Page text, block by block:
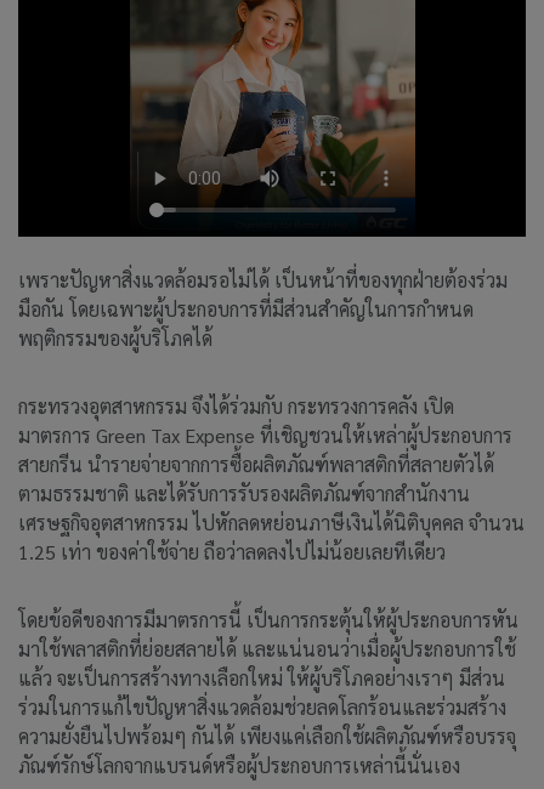
เพราะปัญหาสิ่งแวดล้อมรอไม่ได้ เป็นหน้าที่ของทุกฝ่ายต้องร่วม
มือกัน โดยเฉพาะผู้ประกอบการที่มีส่วนสำคัญในการกำหนด
พฤติกรรมของผู้บริโภคได้
กระทรวงอุตสาหกรรม จึงได้ร่วมกับ กระทรวงการคลัง เปิด
มาตรการ Green Tax Expense ที่เชิญชวนให้เหล่าผู้ประกอบการ
สายกรีน นำรายจ่ายจากการซื้อผลิตภัณฑ์พลาสติกที่สลายตัวได้
ตามธรรมชาติ และได้รับการรับรองผลิตภัณฑ์จากสำนักงาน
เศรษฐกิจอุตสาหกรรม ไปหักลดหย่อนภาษีเงินได้นิติบุคคล จำนวน
1.25 เท่า ของค่าใช้จ่าย ถือว่าลดลงไปไม่น้อยเลยทีเดียว
โดยข้อดีของการมีมาตรการนี้ เป็นการกระตุ้นให้ผู้ประกอบการหัน
มาใช้พลาสติกที่ย่อยสลายได้ และแน่นอนว่าเมื่อผู้ประกอบการใช้
แล้ว จะเป็นการสร้างทางเลือกใหม่ ให้ผู้บริโภคอย่างเราๆ มีส่วน
ร่วมในการแก้ไขปัญหาสิ่งแวดล้อมช่วยลดโลกร้อนและร่วมสร้าง
ความยั่งยืนไปพร้อมๆ กันได้ เพียงแค่เลือกใช้ผลิตภัณฑ์หรือบรรจุ
ภัณฑ์รักษ์โลกจากแบรนด์หรือผู้ประกอบการเหล่านี้นั่นเอง